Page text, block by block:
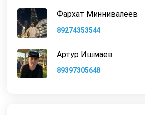
Фархат Миннивалеев
89274353544
Артур Ишмаев
89397305648